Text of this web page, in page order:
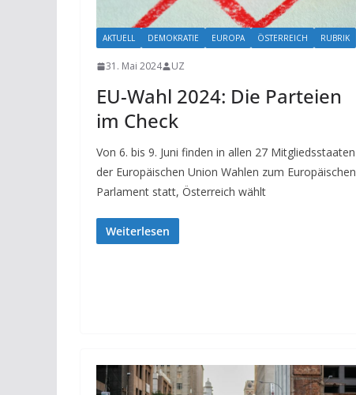
AKTUELL DEMOKRATIE EUROPA ÖSTERREICH RUBRIK
31. Mai 2024 UZ
EU-Wahl 2024: Die Parteien
im Check
Von 6. bis 9. Juni finden in allen 27 Mitgliedsstaaten
der Europäischen Union Wahlen zum Europäischen
Parlament statt, Österreich wählt
Weiterlesen